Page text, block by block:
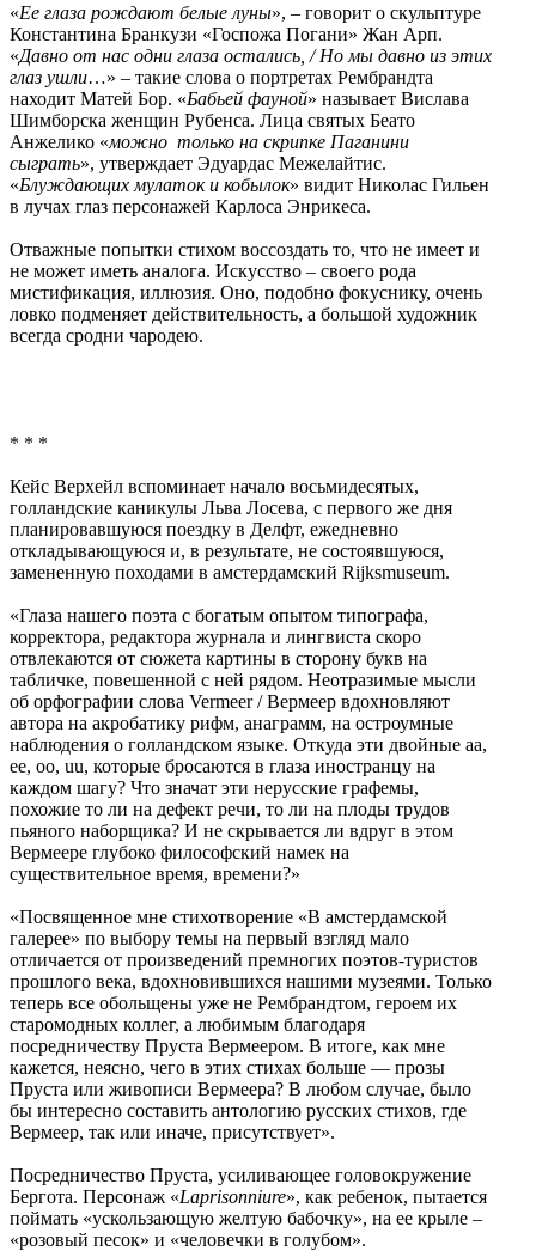
«Ее глаза рождают белые луны», – говорит о скульптуре
Константина Бранкузи «Госпожа Погани» Жан Арп.
«Давно от нас одни глаза остались, / Но мы давно из этих
глаз ушли…» – такие слова о портретах Рембрандта
находит Матей Бор. «Бабьей фауной» называет Вислава
Шимборска женщин Рубенса. Лица святых Беато
Анжелико «можно только на скрипке Паганини
сыграть», утверждает Эдуардас Межелайтис.
«Блуждающих мулаток и кобылок» видит Николас Гильен
в лучах глаз персонажей Карлоса Энрикеса.
Отважные попытки стихом воссоздать то, что не имеет и
не может иметь аналога. Искусство – своего рода
мистификация, иллюзия. Оно, подобно фокуснику, очень
ловко подменяет действительность, а большой художник
всегда сродни чародею.
* * *
Кейс Верхейл вспоминает начало восьмидесятых,
голландские каникулы Льва Лосева, с первого же дня
планировавшуюся поездку в Делфт, ежедневно
откладывающуюся и, в результате, не состоявшуюся,
замененную походами в амстердамский Rijksmuseum.
«Глаза нашего поэта с богатым опытом типографа,
корректора, редактора журнала и лингвиста скоро
отвлекаются от сюжета картины в сторону букв на
табличке, повешенной с ней рядом. Неотразимые мысли
об орфографии слова Vermeer / Вермеер вдохновляют
автора на акробатику рифм, анаграмм, на остроумные
наблюдения о голландском языке. Откуда эти двойные аа,
ее, оо, uu, которые бросаются в глаза иностранцу на
каждом шагу? Что значат эти нерусские графемы,
похожие то ли на дефект речи, то ли на плоды трудов
пьяного наборщика? И не скрывается ли вдруг в этом
Вермеере глубоко философский намек на
существительное время, времени?»
«Посвященное мне стихотворение «В амстердамской
галерее» по выбору темы на первый взгляд мало
отличается от произведений премногих поэтов-туристов
прошлого века, вдохновившихся нашими музеями. Только
теперь все обольщены уже не Рембрандтом, героем их
старомодных коллег, а любимым благодаря
посредничеству Пруста Вермеером. В итоге, как мне
кажется, неясно, чего в этих стихах больше — прозы
Пруста или живописи Вермеера? В любом случае, было
бы интересно составить антологию русских стихов, где
Вермеер, так или иначе, присутствует».
Посредничество Пруста, усиливающее головокружение
Бергота. Персонаж «Laprisonniure», как ребенок, пытается
поймать «ускользающую желтую бабочку», на ее крыле –
«розовый песок» и «человечки в голубом».